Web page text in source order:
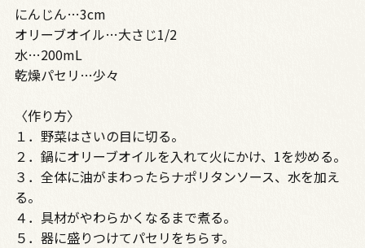
にんじん…3cm
オリーブオイル…大さじ1/2
水…200mL
乾燥パセリ…少々
〈作り方〉
１．野菜はさいの目に切る。
２．鍋にオリーブオイルを入れて火にかけ、1を炒める。
３．全体に油がまわったらナポリタンソース、水を加え
る。
４．具材がやわらかくなるまで煮る。
５．器に盛りつけてパセリをちらす。